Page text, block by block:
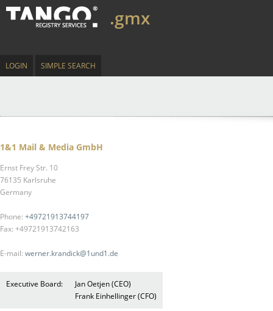
.gmx
LOGIN SIMPLE SEARCH
1&1 Mail & Media GmbH
Ernst Frey Str. 10
76135 Karlsruhe
Germany
Phone: +49721913744197
Fax: +49721913742163
E-mail: werner.krandick@1und1.de
Executive Board:
Jan Oetjen (CEO)
Frank Einhellinger (CFO)